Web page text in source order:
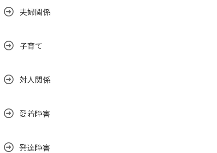
夫婦関係
子育て
対人関係
愛着障害
発達障害